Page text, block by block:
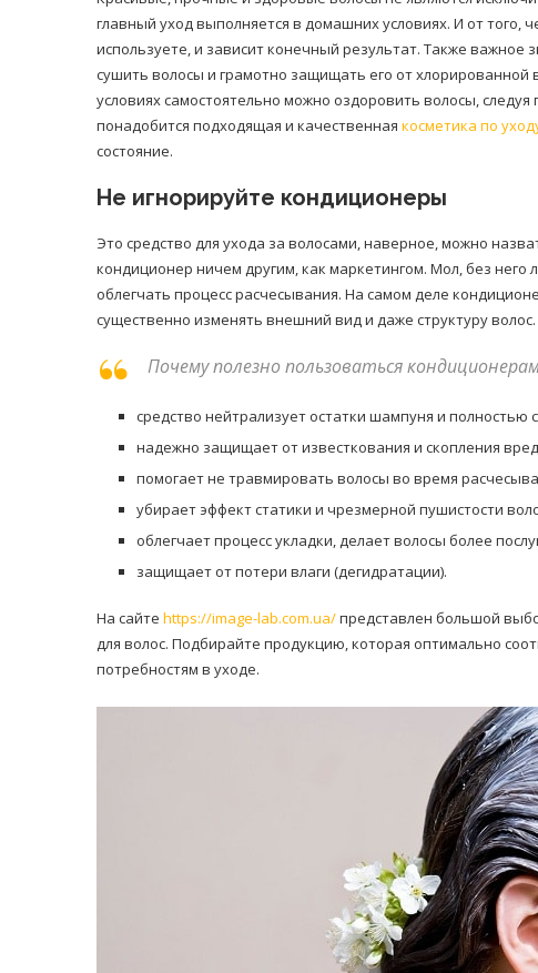
главный уход выполняется в домашних условиях. И от того,
используете, и зависит конечный результат. Также
сушить волосы и грамотно защищать его от
условиях самостоятельно можно оздоровить волосы,
понадобится подходящая и качественная косметика по
состояние.
Не игнорируйте кондиционеры
Это средство для ухода за волосами, наверное, можно
кондиционер ничем другим, как маркетингом. Мол, без него
облегчать процесс расчесывания. На самом деле
существенно изменять внешний вид и даже структуру волос.
Почему полезно пользоваться
средство нейтрализует остатки шампуня и полностью
надежно защищает от известкования и скопления
помогает не травмировать волосы во время
убирает эффект статики и чрезмерной пушистости
облегчает процесс укладки, делает волосы более
защищает от потери влаги (дегидратации).
На сайте https://image-lab.com.ua/представлен большой
для волос. Подбирайте продукцию, которая оптимально
потребностям в уходе.